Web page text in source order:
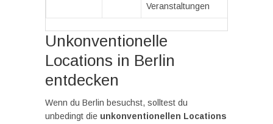
Veranstaltungen
Unkonventionelle
Locations in Berlin
entdecken
Wenn du Berlin besuchst, solltest du
unbedingt die unkonventionellen Locations